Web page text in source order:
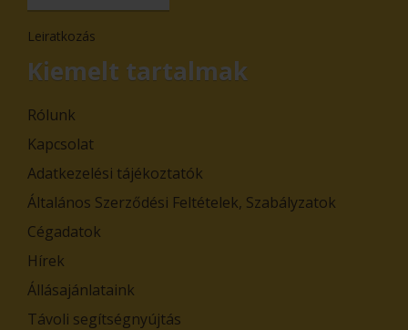
Leiratkozás
Kiemelt tartalmak
Rólunk
Kapcsolat
Adatkezelési tájékoztatók
Általános Szerződési Feltételek, Szabályzatok
Cégadatok
Hírek
Állásajánlataink
Távoli segítségnyújtás